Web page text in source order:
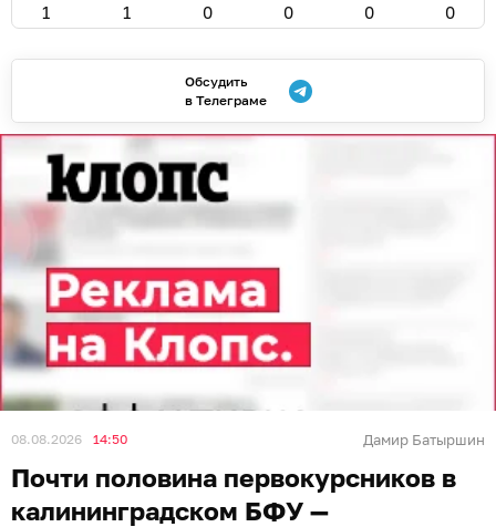
1 1 0 0 0 0
Обсудить
в Телеграме
08.08.2026 14:50 Дамир Батыршин
Почти половина первокурсников в
калининградском БФУ —